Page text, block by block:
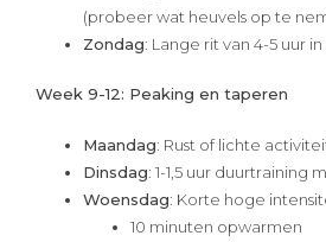
(probeer wat heuvels op te
Zondag: Lange rit van 4-5 uur
Week 9-12: Peaking en taperen
Maandag: Rust of lichte
Dinsdag: 1-1,5 uur duurtraining
Woensdag: Korte hoge
10 minuten opwarmen